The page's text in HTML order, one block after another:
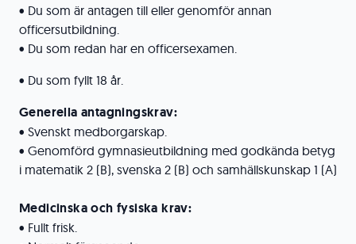
• Du som är antagen till eller genomför annan
officersutbildning.
• Du som redan har en officersexamen.
• Du som fyllt 18 år.
Generella antagningskrav:
• Svenskt medborgarskap.
• Genomförd gymnasieutbildning med godkända betyg
i matematik 2 (B), svenska 2 (B) och samhällskunskap 1 (A)
Medicinska och fysiska krav:
• Fullt frisk.